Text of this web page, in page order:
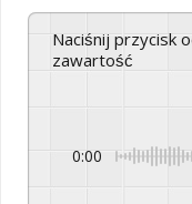
Naciśnij przycisk odtwarzania, aby odsłuchać tę
zawartość
0:00